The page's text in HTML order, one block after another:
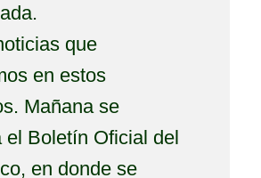
que
en estos
Mañana se
el Boletín Oficial del
en donde se